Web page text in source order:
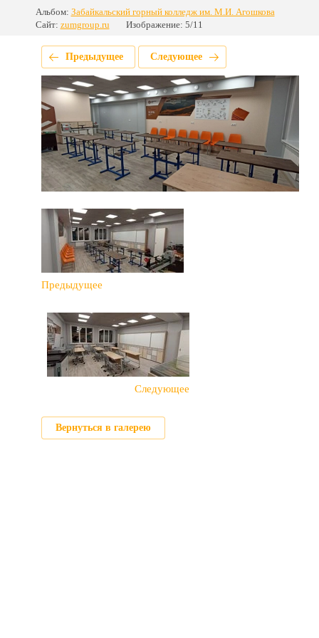
Альбом: Забайкальский горный колледж им. М.И. Агошкова
Сайт: zumgroup.ru Изображение: 5/11
Предыдущее Следующее
Предыдущее
Следующее
Вернуться в галерею